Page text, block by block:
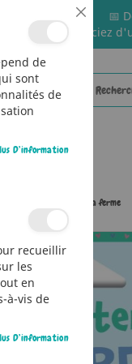
📅
🚚 Bénéficiez
stickers - Animaux de la ferme
Cookie
Bar
de
sont
de
D’information
recueillir
les
en
à-vis de
D’information